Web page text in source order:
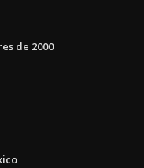
de 2000